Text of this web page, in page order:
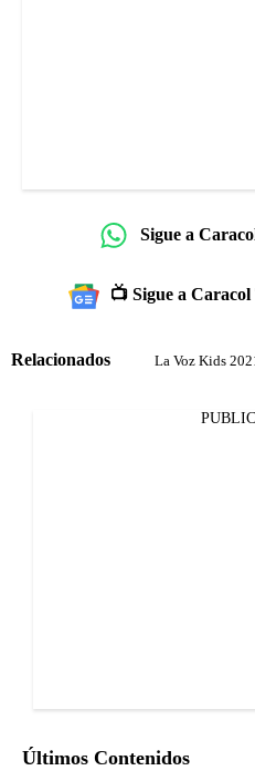
Sigue a
📺 Sigue a
Relacionados La Voz Kids
Últimos Contenidos